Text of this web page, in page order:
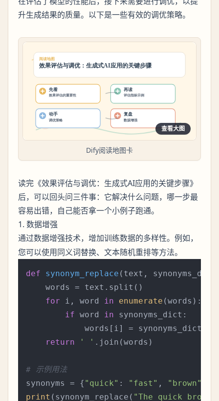
升生成结果的质量。以下是一些有效的调优策略。
查看大图
Dify阅读地图卡
读完《效果评估与调优：生成式AI应用的关键步骤》
后，可以回头问三件事：它解决什么问题，哪一步最
容易出错，自己能否拿一个小例子跑通。
1. 数据增强
通过数据增强技术，增加训练数据的多样性。例如，
您可以使用同义词替换、文本随机重排等方法。
def synonym_replace ( text, synonyms_dict
    words = text.split()
for i, word in enumerate (words):
if word in synonyms_dict:
words[i] =
return
' ' .join(words)
# 示例用法
synonyms = { "quick" : "fast" , "brown"
print (synonym_replace( "The quick